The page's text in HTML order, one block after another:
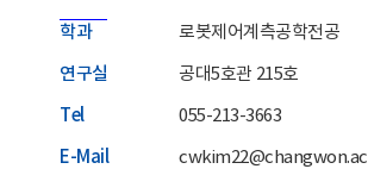
학과 로봇제어계측공학전공
연구실 공대5호관 215호
Tel 055-213-3663
E-Mail